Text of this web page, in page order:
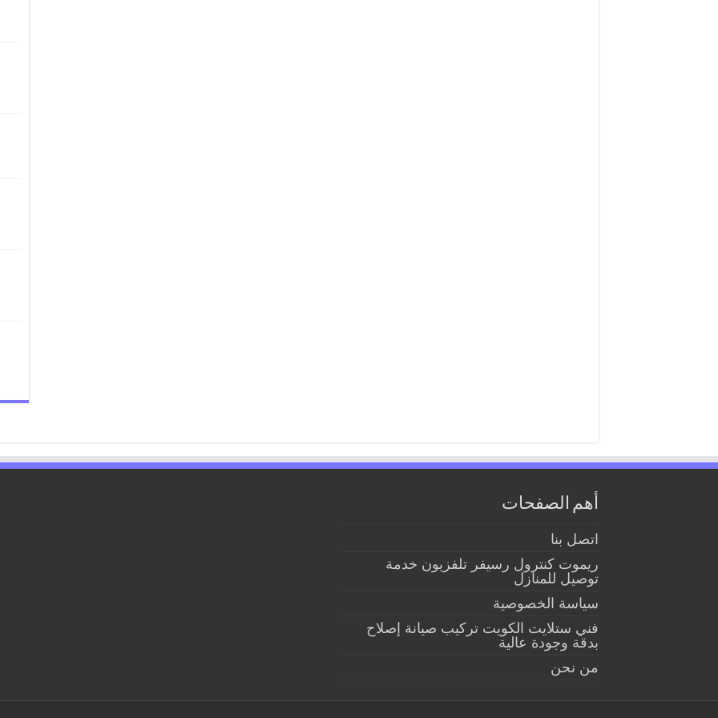
أهم الصفحات
اتصل بنا
ريموت كنترول رسيفر تلفزيون خدمة
توصيل للمنازل
سياسة الخصوصية
فني ستلايت الكويت تركيب صيانة إصلاح
بدقة وجودة عالية
من نحن